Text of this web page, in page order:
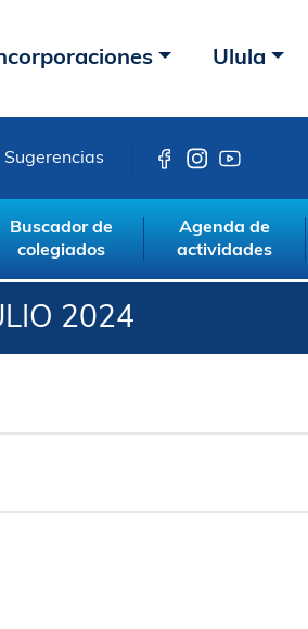
Ulula
Sugerencias
Buscador de
colegiados
Agenda de
actividades
2024